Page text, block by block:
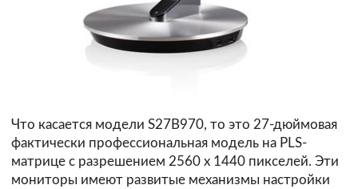
Что касается модели S27B970, то это 27-дюймовая
фактически профессиональная модель на PLS-
матрице с разрешением 2560 х 1440 пикселей. Эти
мониторы имеют развитые механизмы настройки